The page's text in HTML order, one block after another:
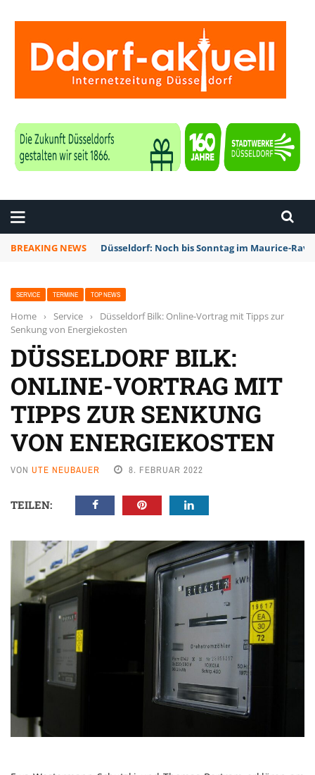
BREAKING NEWS Düsseldorf: Noch bis Sonntag im Maurice-
SERVICE TERMINE TOP NEWS
Home › Service ›
Düsseldorf Bilk: Online-Vortrag mit Tipps zur
Senkung von Energiekosten
DÜSSELDORF BILK:
ONLINE-VORTRAG MIT
TIPPS ZUR SENKUNG
VON ENERGIEKOSTEN
VON UTE NEUBAUER 8. FEBRUAR 2022
TEILEN: